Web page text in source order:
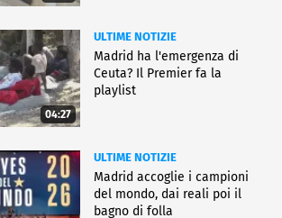
04:27
ULTIME NOTIZIE
Madrid ha l'emergenza di
Ceuta? Il Premier fa la
playlist
ULTIME NOTIZIE
Madrid accoglie i campioni
del mondo, dai reali poi il
bagno di folla